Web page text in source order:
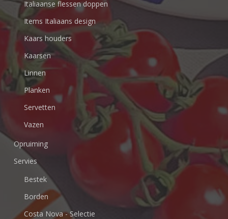
Italiaanse flessen doppen
Items Italiaans design
Kaars houders
Kaarsen
Linnen
Planken
Servetten
Vazen
Opruiming
Servies
Bestek
Borden
Costa Nova - Selectie